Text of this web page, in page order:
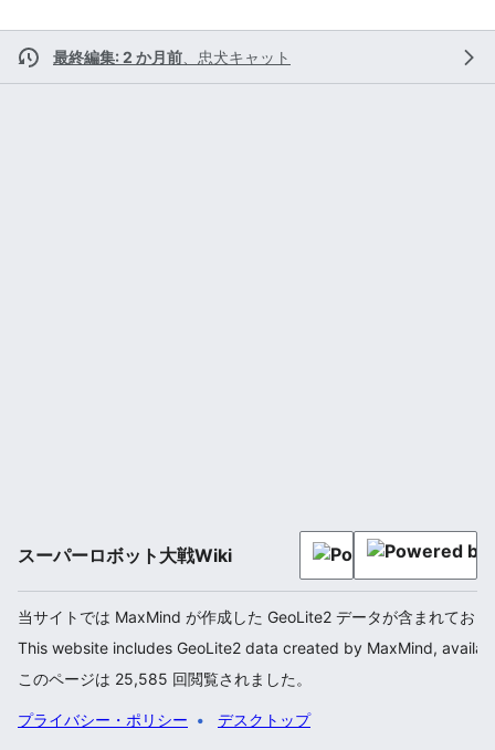
最終編集: 2 か月前 忠犬キャット
スーパーロボット大戦Wiki
当サイトでは MaxMind が作成した GeoLite2 データが含まれてお
This website includes GeoLite2 data created by MaxMind,
このページは 25,585 回閲覧されました。
プライバシー・ポリシー デスクトップ